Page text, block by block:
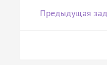
Предыдущая